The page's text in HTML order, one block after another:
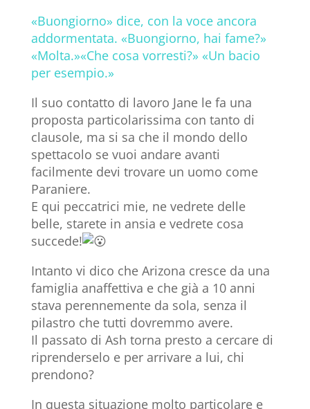
«Buongiorno» dice, con la voce ancora
addormentata. «Buongiorno, hai fame?»
«Molta.»«Che cosa vorresti?» «Un bacio
per esempio.»
Il suo contatto di lavoro Jane le fa una
proposta particolarissima con tanto di
clausole, ma si sa che il mondo dello
spettacolo se vuoi andare avanti
facilmente devi trovare un uomo come
Paraniere.
E qui peccatrici mie, ne vedrete delle
belle, starete in ansia e vedrete cosa
succede!
Intanto vi dico che Arizona cresce da una
famiglia anaffettiva e che già a 10 anni
stava perennemente da sola, senza il
pilastro che tutti dovremmo avere.
Il passato di Ash torna presto a cercare di
riprenderselo e per arrivare a lui, chi
prendono?
In questa situazione molto particolare e